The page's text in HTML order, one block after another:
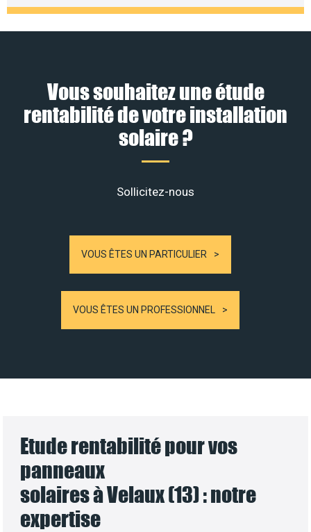
Vous souhaitez une étude
rentabilité de votre installation
solaire ?
Sollicitez-nous
VOUS ÊTES UN PARTICULIER
VOUS ÊTES UN PROFESSIONNEL
Etude rentabilité pour vos
panneaux
solaires à Velaux (13) : notre
expertise